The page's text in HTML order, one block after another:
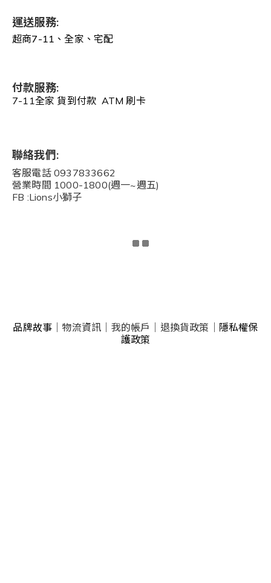
運送服務:
超商7-11、全家、宅配
付款服務:
7-11全家 貨到付款 ATM 刷卡
聯絡我們:
客服電話 0937833662
營業時間 1000-1800(週一~週五)
FB :Lions小獅子
品牌故事 物流資訊 我的帳戶 退換貨政策
隱私權保
護政策